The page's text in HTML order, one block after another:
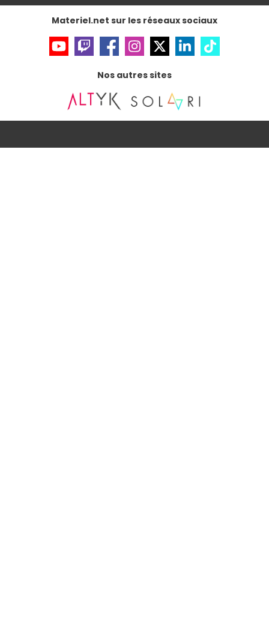
Accessibilité : non conforme
Materiel.net sur les réseaux sociaux
Nos autres sites